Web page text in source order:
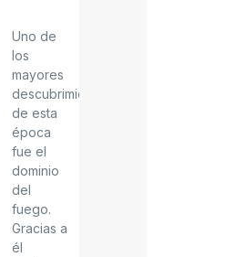
Uno de
los
mayores
descubrimientos
de esta
época
fue el
dominio
del
fuego.
Gracias a
él